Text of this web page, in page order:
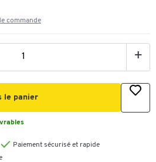
commande
+
le panier
Paiement sécurisé et rapide